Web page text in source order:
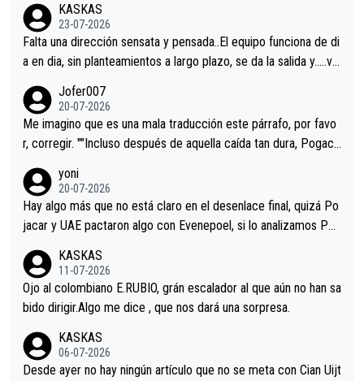
KASKAS
23-07-2026
Falta una dirección sensata y pensada..El equipo funciona de di
a en dia, sin planteamientos a largo plazo, se da la salida y…..ve
Minguez, Velez etc etc.Me da pena vivir estos momentos tan
tristes sin victorias.
Jofer007
20-07-2026
Me imagino que es una mala traducción este párrafo, por favo
r, corregir. ""Incluso después de aquella caída tan dura, Pogaca
permaneció pegado a su rueda. Parecía increíble la forma en l
a que era capaz de controlar el miedo", recordó."
yoni
20-07-2026
Hay algo más que no está claro en el desenlace final, quizá Po
jacar y UAE pactaron algo con Evenepoel, si lo analizamos Poj
i sin pedalear, luego está el saludo con Evenepoel dándose la
mano de una manera muy fraternal, más allá de los típicos toqu
es en el hombro con que saludaba a Vingegard. Ahí hubo una in
eta, a ver si por querer poner a Del Toro con calzador en posi
ción de podio UAE y Pojacar se van complicar el tour.
KASKAS
11-07-2026
Ojo al colombiano E.RUBIO, grán escalador al que aún no han sa
bido dirigir.Algo me dice , que nos dará una sorpresa.
KASKAS
06-07-2026
Desde ayer no hay ningún artículo que no se meta con Cian Uijt